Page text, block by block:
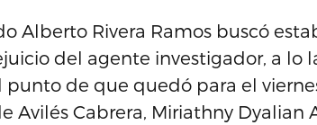
Alberto Rivera Ramos buscó
del agente investigador, a lo
punto de que quedó para el
Avilés Cabrera, Miriathny Dyalian